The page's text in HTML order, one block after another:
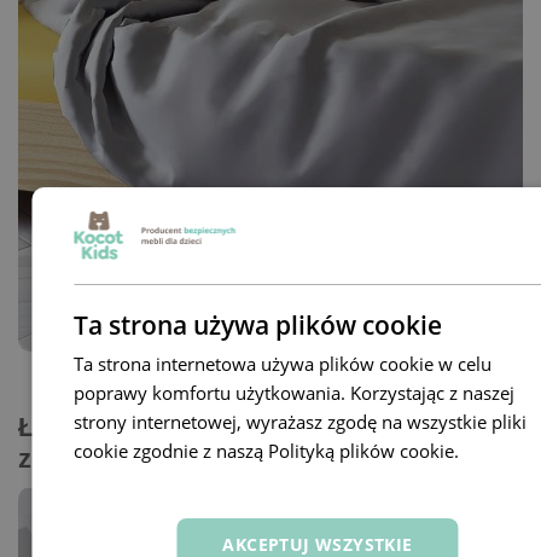
Łóżko domek to wysoka jakość w parze
z komfortem i bezpieczeństwem
Ta strona używa plików cookie
Ta strona internetowa używa plików cookie w celu
poprawy komfortu użytkowania. Korzystając z naszej
strony internetowej, wyrażasz zgodę na wszystkie pliki
cookie zgodnie z naszą Polityką plików cookie.
AKCEPTUJ WSZYSTKIE